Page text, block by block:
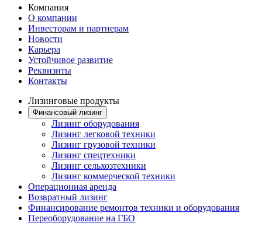
Компания
О компании
Инвесторам и партнерам
Новости
Карьера
Устойчивое развитие
Реквизиты
Контакты
Лизинговые продукты
Финансовый лизинг
Лизинг оборудования
Лизинг легковой техники
Лизинг грузовой техники
Лизинг спецтехники
Лизинг сельхозтехники
Лизинг коммерческой техники
Операционная аренда
Возвратный лизинг
Финансирование ремонтов техники и оборудования
Переоборудование на ГБО